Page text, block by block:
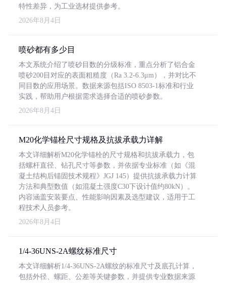
特性差异，为工业选材提供参考。
2026年8月4日
喷砂都有多少目
本文系统介绍了喷砂目数的分级标准，重点分析了铝合金
喷砂200目对应的表面粗糙度（Ra 3.2-6.3μm），并对比不
同目数的应用场景。数据来源包括ISO 8503-1标准和行业
实践，帮助用户根据需求选择合适的喷砂参数。
2026年8月4日
M20化学锚栓尺寸规格及抗拔承载力详解
本文详细解析M20化学锚栓的尺寸规格和抗拔承载力，包
括螺杆直径、钻孔尺寸等参数，并依据专业标准（如《混
凝土结构后锚固技术规程》JGJ 145）提供抗拔承载力计算
方法和典型数值（如混凝土强度C30下设计值约80kN）。
内容涵盖安装要点、性能影响因素及选型建议，适用于工
程技术人员参考。
2026年8月4日
1/4-36UNS-2A螺纹标准尺寸
本文详细解析1/4-36UNS-2A螺纹的标准尺寸及底孔计算，
包括外径、螺距、公差等关键参数，并提供专业数据来源